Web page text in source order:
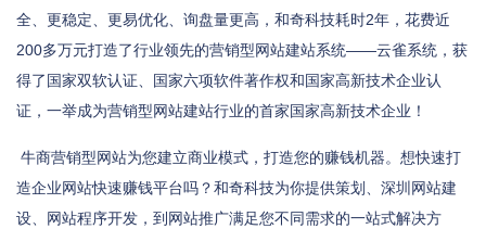
全、更稳定、更易优化、询盘量更高，和奇科技耗时2年，花费近
200多万元打造了行业领先的营销型网站建站系统——云雀系统，获
得了国家双软认证、国家六项软件著作权和国家高新技术企业认
证，一举成为营销型网站建站行业的首家国家高新技术企业！
牛商营销型网站为您建立商业模式，打造您的赚钱机器。想快速打
造企业网站快速赚钱平台吗？和奇科技为你提供策划、深圳网站建
设、网站程序开发，到网站推广满足您不同需求的一站式解决方